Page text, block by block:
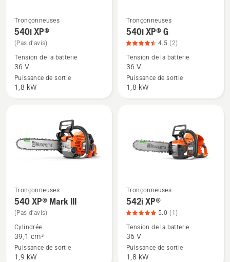
Voir
plus
de
détails
sur
540i
Tronçonneuses
540i XP®
(Pas d'avis)
Tension de la batterie
36 V
Puissance de sortie
1,8 kW
Voir
plus
de
détails
sur
540i
produit
Tronçonneuses
540i XP® G
4.5 (2)
Tension de la batterie
36 V
Puissance de sortie
1,8 kW
Voir
plus
de
détails
sur
540 XP®
Tronçonneuses
540 XP® Mark III
(Pas d'avis)
Cylindrée
39,1 cm³
Puissance de sortie
1,9 kW
Voir
plus
de
détails
sur
542i
Tronçonneuses
542i XP®
5.0 (1)
Tension de la batterie
36 V
Puissance de sortie
1,8 kW